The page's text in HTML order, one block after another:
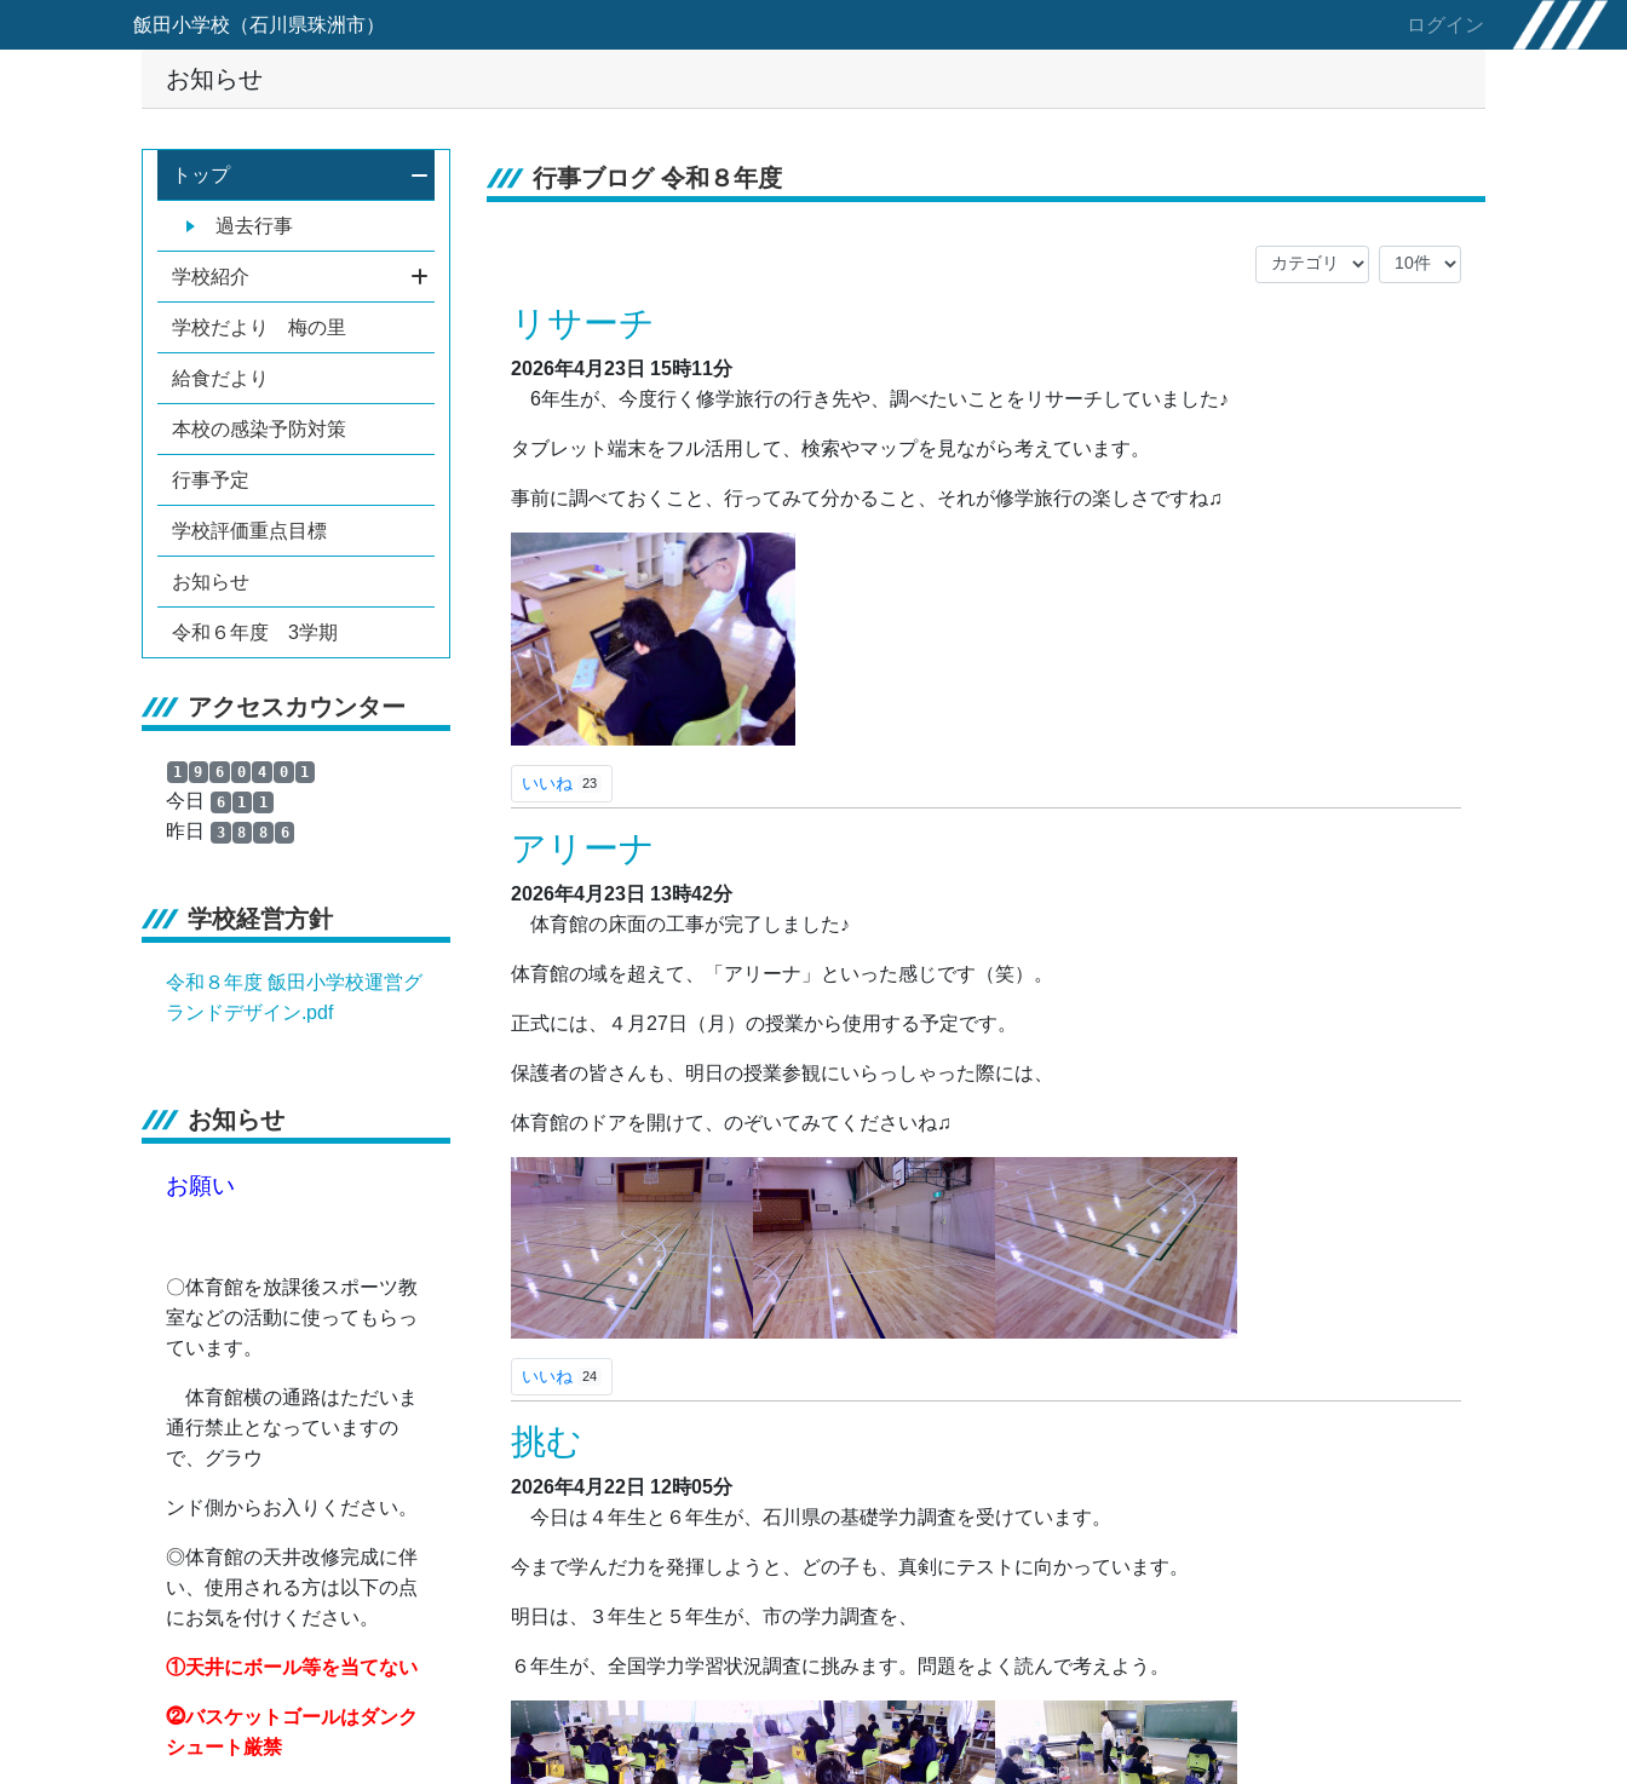
飯田小学校（石川県珠洲市） ログイン
お知らせ
トップ
過去行事
学校紹介
学校だより 梅の里
給食だより
本校の感染予防対策
行事予定
学校評価重点目標
お知らせ
令和６年度 3学期
アクセスカウンター
1 9 6 0 4 0 1
今日 6 1 1
昨日 3 8 8 6
学校経営方針
令和８年度 飯田小学校運営グ
ランドデザイン.pdf
お知らせ
お願い
〇体育館を放課後スポーツ教
室などの活動に使ってもらっ
ています。
体育館横の通路はただいま
通行禁止となっていますの
で、グラウ
ンド側からお入りください。
◎体育館の天井改修完成に伴
い、使用される方は以下の点
にお気を付けください。
①天井にボール等を当てない
⓶バスケットゴールはダンク
シュート厳禁
行事ブログ 令和８年度
リサーチ
2026年4月23日 15時11分
6年生が、今度行く修学旅行の行き先や、調べたいことをリサーチしていました♪
タブレット端末をフル活用して、検索やマップを見ながら考えています。
事前に調べておくこと、行ってみて分かること、それが修学旅行の楽しさですね♫
いいね 23
アリーナ
2026年4月23日 13時42分
体育館の床面の工事が完了しました♪
体育館の域を超えて、「アリーナ」といった感じです（笑）。
正式には、４月27日（月）の授業から使用する予定です。
保護者の皆さんも、明日の授業参観にいらっしゃった際には、
体育館のドアを開けて、のぞいてみてくださいね♫
いいね 24
挑む
2026年4月22日 12時05分
今日は４年生と６年生が、石川県の基礎学力調査を受けています。
今まで学んだ力を発揮しようと、どの子も、真剣にテストに向かっています。
明日は、３年生と５年生が、市の学力調査を、
６年生が、全国学力学習状況調査に挑みます。問題をよく読んで考えよう。